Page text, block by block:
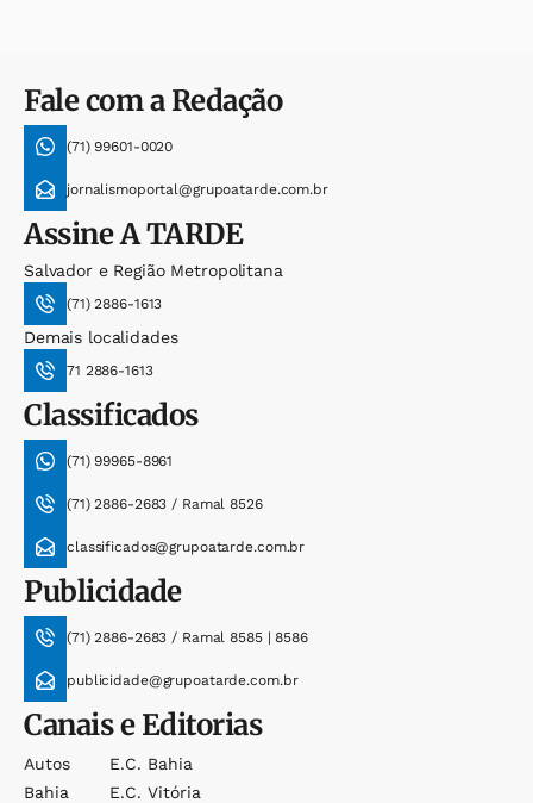
Fale com a Redação
(71) 99601-0020
jornalismoportal@grupoatarde.com.br
AssineA TARDE
Salvador e Região Metropolitana
(71) 2886-1613
Demais localidades
71 2886-1613
Classificados
(71) 99965-8961
(71) 2886-2683 / Ramal 8526
classificados@grupoatarde.com.br
Publicidade
(71) 2886-2683 / Ramal 8585 | 8586
publicidade@grupoatarde.com.br
Canais e Editorias
Autos
Bahia
E.c. Bahia
E.c. Vitória